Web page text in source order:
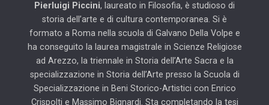
Pierluigi Piccini, laureato in Filosofia, è studioso di
storia dell’arte e di cultura contemporanea. Si è
formato a Roma nella scuola di Galvano Della Volpe e
ha conseguito la laurea magistrale in Scienze Religiose
ad Arezzo, la triennale in Storia dell’Arte Sacra e la
specializzazione in Storia dell’Arte presso la Scuola di
Specializzazione in Beni Storico-Artistici con Enrico
Crispolti e Massimo Bignardi. Sta completando la tesi